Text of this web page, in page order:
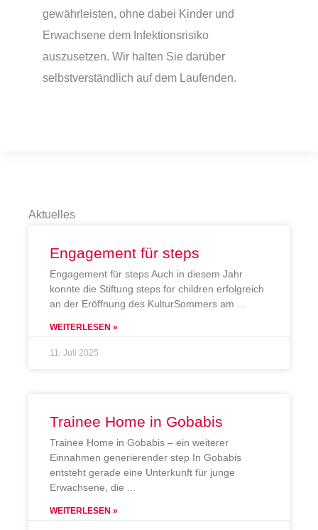
gewährleisten, ohne dabei Kinder und
Erwachsene dem Infektionsrisiko
auszusetzen. Wir halten Sie darüber
selbstverständlich auf dem Laufenden.
Aktuelles
Engagement für steps
Engagement für steps Auch in diesem Jahr
konnte die Stiftung steps for children erfolgreich
an der Eröffnung des KulturSommers am
WEITERLESEN »
11. Juli 2025
Trainee Home in Gobabis
Trainee Home in Gobabis – ein weiterer
Einnahmen generierender step In Gobabis
entsteht gerade eine Unterkunft für junge
Erwachsene, die
WEITERLESEN »